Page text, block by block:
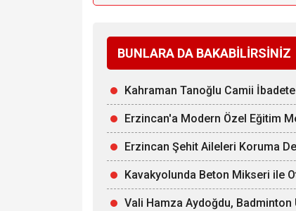
BUNLARA DA BAKABİLİRSİNİZ
Kahraman Tanoğlu Camii İbadete
Erzincan'a Modern Özel Eğitim
Erzincan Şehit Aileleri Koruma
Kavakyolunda Beton Mikseri ile
Vali Hamza Aydoğdu, Badminton